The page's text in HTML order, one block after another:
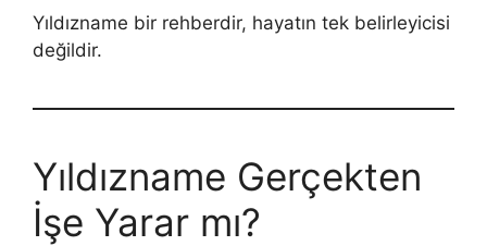
Yıldızname bir rehberdir, hayatın tek belirleyicisi
değildir.
Yıldızname Gerçekten
İşe Yarar mı?